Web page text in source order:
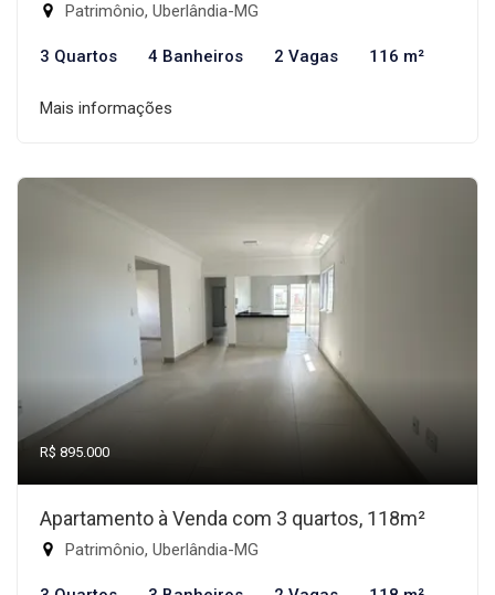
Patrimônio, Uberlândia-MG
3 Quartos 4 Banheiros 2 Vagas 116 m²
Mais informações
R$ 895.000
Apartamento à Venda com 3 quartos, 118m²
Patrimônio, Uberlândia-MG